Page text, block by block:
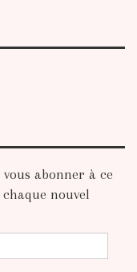
abonner à ce
nouvel